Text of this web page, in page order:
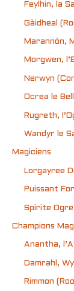
Feylhin, la
Gàidheal
Marannòn,
Morgwen,
Nerwyn
Ocrea le
Rugreth,
Wandyr le
Magiciens
Lorgayree
Puissant
Spirite
Champions
Anantha,
Damrahl,
Rimmon